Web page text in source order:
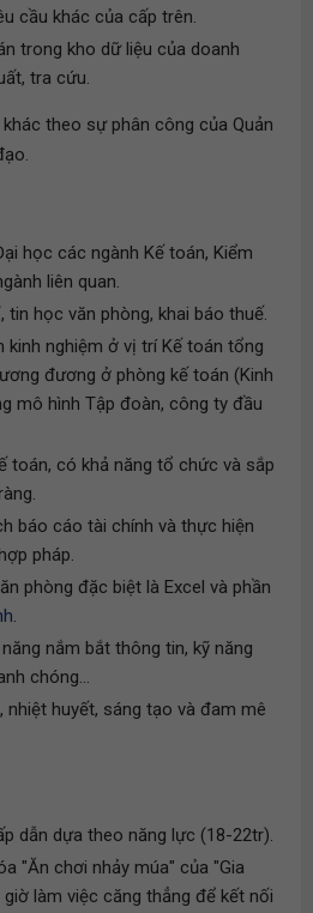
cầu khác của cấp trên.
trong kho dữ liệu của doanh
tra cứu.
theo sự phân công của Quản
học các ngành Kế toán, Kiểm
liên quan.
tin học văn phòng, khai báo thuế.
kinh nghiệm ở vị trí Kế toán tổng
đương ở phòng kế toán (Kinh
mô hình Tập đoàn, công ty đầu
toán, có khả năng tổ chức và sắp
báo cáo tài chính và thực hiện
pháp.
phòng đặc biệt là Excel và phần
.
nắm bắt thông tin, kỹ năng
chóng...
nhiệt huyết, sáng tạo và đam mê
dẫn dựa theo năng lực (18-22tr).
"Ăn chơi nhảy múa" của "Gia
làm việc căng thẳng để kết nối